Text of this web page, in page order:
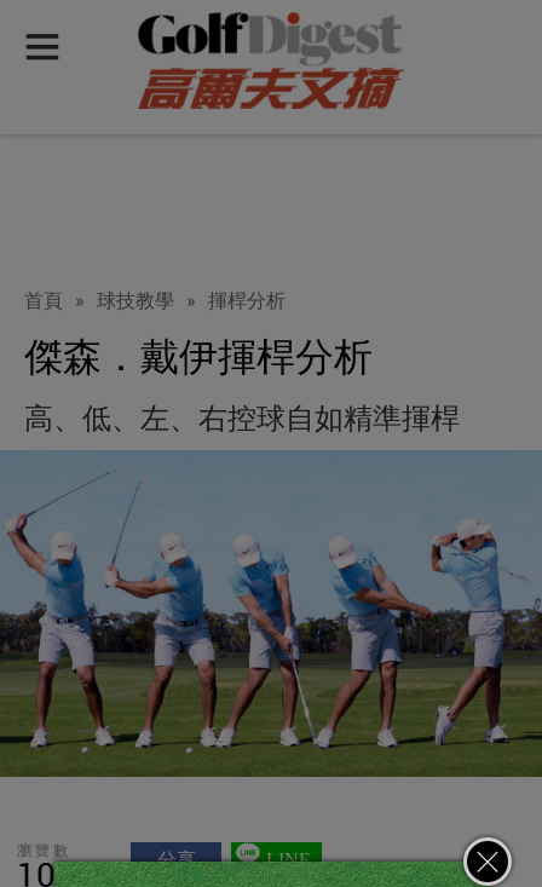
首頁 » 球技教學 » 揮桿分析
傑森．戴伊揮桿分析
高、低、左、右控球自如精準揮桿
瀏覽數
10,449 分享 LINE